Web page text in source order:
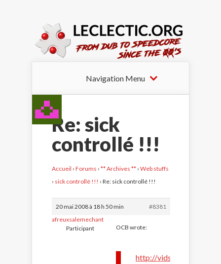
Navigation Menu
Re: sick
controllé !!!
Accueil › Forums › ** Archives ** › Web stuffs
› sick controllé !!! › Re: sick controllé !!!
20 mai 2008 à 18 h 50 min
#8381
afreuxsalemechant
Participant
OCB wrote:
http://